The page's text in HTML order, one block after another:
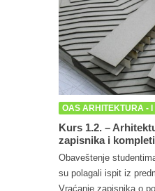
OAS ARHITEKTURA - I
Kurs 1.2. –
zapisnika i
Obaveštenje
su polagali ispit iz
Vraćanje zapisnika o